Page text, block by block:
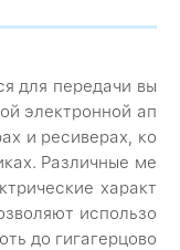
для передачи вы
электронной ап
и ресиверах, ко
Различные ме
характ
использо
до гигагерцово